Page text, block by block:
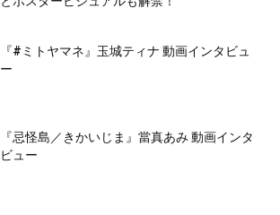
『#ミトヤマネ』玉城ティナ 動画インタビュ
ー
『忌怪島／きかいじま』當真あみ 動画インタ
ビュー